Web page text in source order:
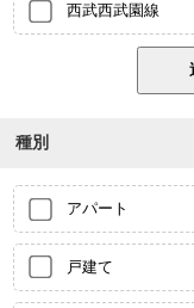
西武西武園線
種別
アパート
戸建て